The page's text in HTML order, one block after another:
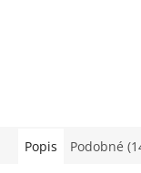
Popis Podobné